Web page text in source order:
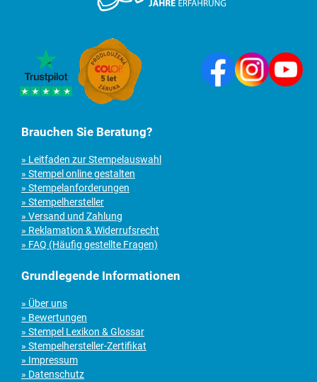
Brauchen Sie Beratung?
» Leitfaden zur Stempelauswahl
» Stempel online gestalten
» Stempelanforderungen
» Stempelhersteller
» Versand und Zahlung
» Reklamation & Widerrufsrecht
» FAQ (Häufig gestellte Fragen)
Grundlegende Informationen
» Über uns
» Bewertungen
» Stempel Lexikon & Glossar
» Stempelhersteller-Zertifikat
» Impressum
» Datenschutz